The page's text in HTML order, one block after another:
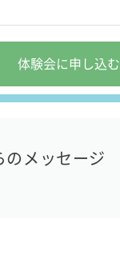
体験会に申し込む
のメッセージ